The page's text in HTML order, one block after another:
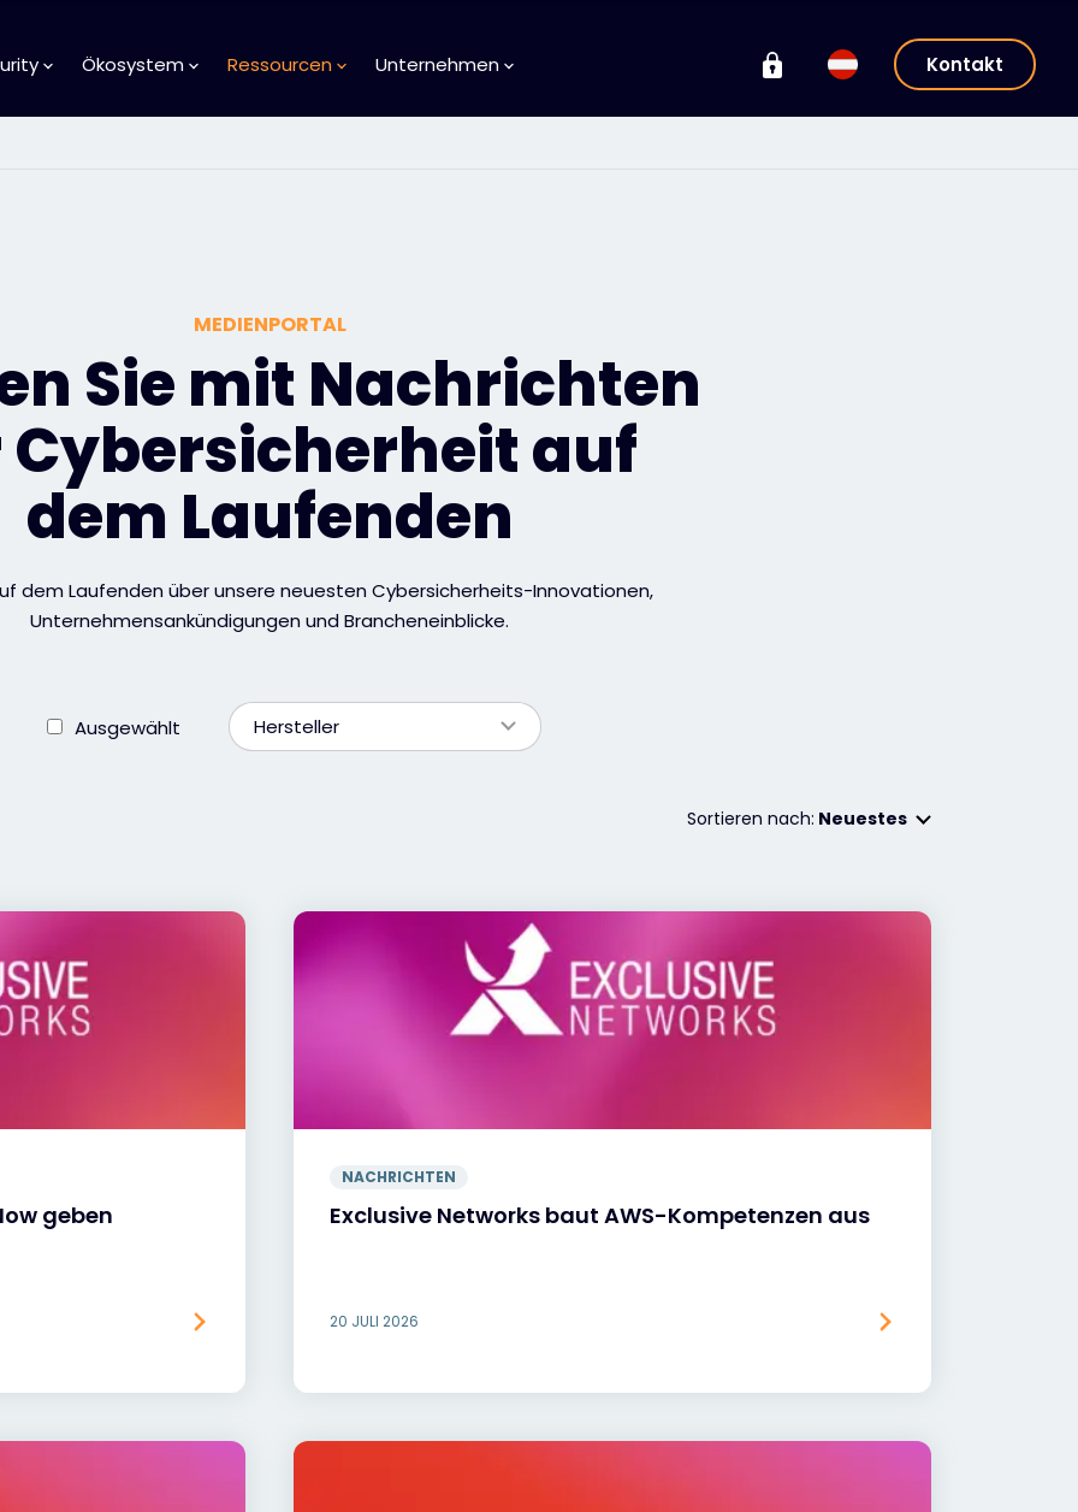
Ökosystem Ressourcen Unternehmen Kontakt
MEDIENPORTAL
Sie mit Nachrichten
Cybersicherheit auf
dem Laufenden
dem Laufenden über unsere neuesten Cybersicherheits-Innovationen,
Unternehmensankündigungen und Brancheneinblicke.
Ausgewählt Hersteller
Sortieren nach: Neuestes
geben
NACHRICHTEN
Exclusive Networks baut AWS-Kompetenzen aus
20 JULI 2026